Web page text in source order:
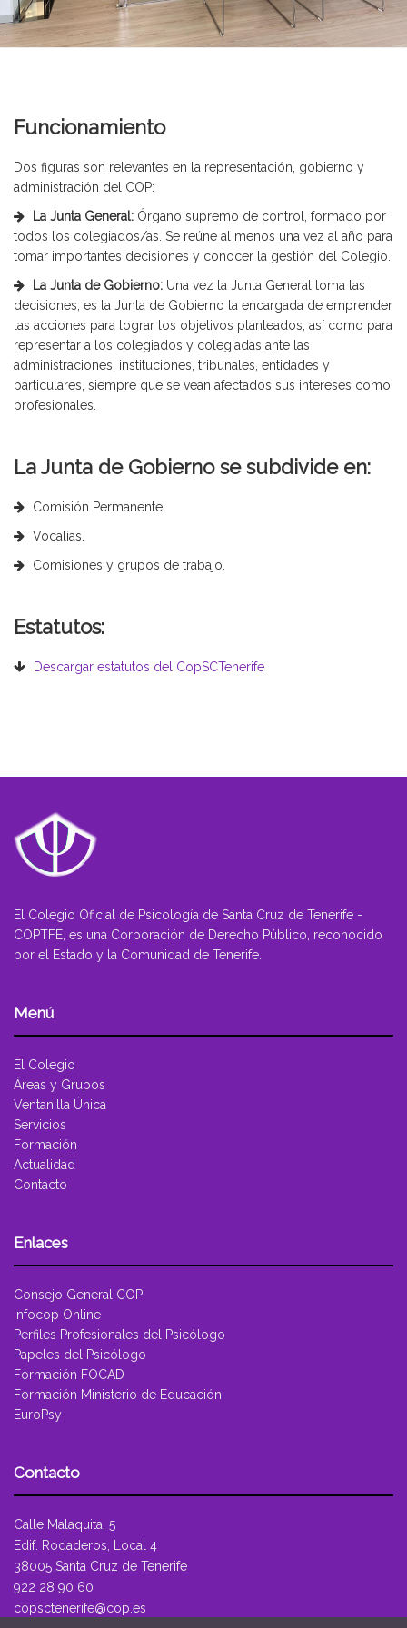
Funcionamiento
Dos figuras son relevantes en la representación, gobierno y
administración del COP:
La Junta General: Órgano supremo de control, formado por
todos los colegiados/as. Se reúne al menos una vez al año para
tomar importantes decisiones y conocer la gestión del Colegio.
La Junta de Gobierno: Una vez la Junta General toma las
decisiones, es la Junta de Gobierno la encargada de emprender
las acciones para lograr los objetivos planteados, así como para
representar a los colegiados y colegiadas ante las
administraciones, instituciones, tribunales, entidades y
particulares, siempre que se vean afectados sus intereses como
profesionales.
La Junta de Gobierno se subdivide en:
Comisión Permanente.
Vocalías.
Comisiones y grupos de trabajo.
Estatutos:
Descargar estatutos del CopSCTenerife
El Colegio Oficial de Psicología de Santa Cruz de Tenerife -
COPTFE, es una Corporación de Derecho Público, reconocido
por el Estado y la Comunidad de Tenerife.
Menú
El Colegio
Áreas y Grupos
Ventanilla Única
Servicios
Formación
Actualidad
Contacto
Enlaces
Consejo General COP
Infocop Online
Perfiles Profesionales del Psicólogo
Papeles del Psicólogo
Formación FOCAD
Formación Ministerio de Educación
EuroPsy
Contacto
Calle Malaquita, 5
Edif. Rodaderos, Local 4
38005 Santa Cruz de Tenerife
922 28 90 60
copsctenerife@cop.es